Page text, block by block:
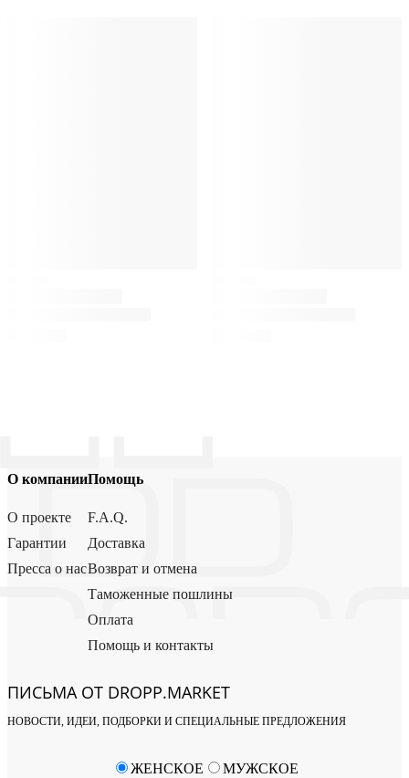
О компании
О проекте
Гарантии
Пресса о нас
Помощь
F.A.Q.
Доставка
Возврат и отмена
Таможенные пошлины
Оплата
Помощь и контакты
ПИСЬМА ОТ DROPP.MARKET
НОВОСТИ, ИДЕИ, ПОДБОРКИ И СПЕЦИАЛЬНЫЕ ПРЕДЛОЖЕНИЯ
ЖЕНСКОЕ МУЖСКОЕ